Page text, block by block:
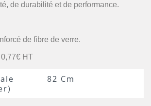
de durabilité et de performance.
de fibre de verre.
HT
82 Cm